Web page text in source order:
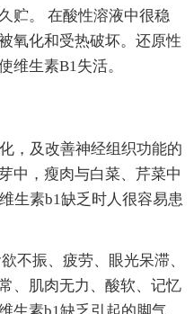
贮。 在酸性溶液中很稳
氧化和受热破坏。还原性
维生素B1失活。
，及改善神经组织功能的
中，瘦肉与白菜、芹菜中
生素b1缺乏时人很容易患
不振、疲劳、眼光呆滞、
、肌肉无力、酸软、记忆
生素b1缺乏引起的脚气